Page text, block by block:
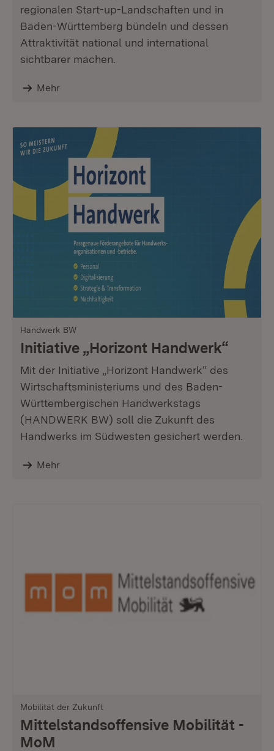
regionalen Start-up-Landschaften und in
Baden-Württemberg bündeln und dessen
Attraktivität national und international
sichtbarer machen.
Mehr
Handwerk BW
Initiative „Horizont Handwerk“
Mit der Initiative „Horizont Handwerk“ des
Wirtschaftsministeriums und des Baden-
Württembergischen Handwerkstags
(HANDWERK BW) soll die Zukunft des
Handwerks im Südwesten gesichert werden.
Mehr
Mobilität der Zukunft
Mittelstandsoffensive Mobilität -
MoM